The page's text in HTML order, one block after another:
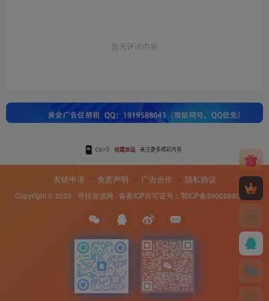
暂无评论内容
友链申请 免责声明 广告合作 隐私协议
Copyright © 2026 · 寻找资源网 · 备案ICP许可证号： 鄂ICP备20002690号-8